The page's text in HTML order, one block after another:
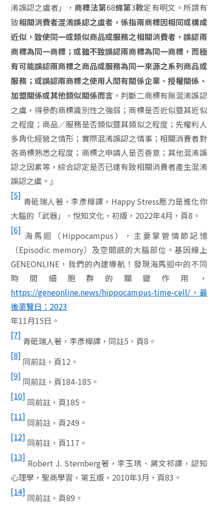
淆誤認之虞者」， 商標法第68條第3款定有明文。所謂有
致相關消費者混淆誤認之虞者，係指兩商標因相同或構成
近似，致使同一或類似商品或服務之相關消費者，誤認兩
商標為同一商標；或雖不致誤認兩商標為同一商標，而極
有可能誤認兩商標之商品或服務為同一來源之系列商品或
服務；或誤認兩商標之使用人間有關係企業、授權關係、
加盟關係或其他類似關係而言 。判斷二商標有無混淆誤認
之虞，得參酌商標識別性之強弱；商標是否近似暨其近似
之程度；商品／服務是否類似暨其類似之程度；先權利人
多角化經營之情形；實際混淆誤認之情事；相關消費者對
各商標熟悉之程度；商標之申請人是否善意；其他混淆誤
認之因素等，綜合認定是否已達有致相關消費者產生混淆
誤認之虞。』
[5]
青砥瑞人著，李彥樺譯， Happy Stress壓力是進化你
大腦的「武器」，悅知文化，初版， 2022年4月，頁8 。
[6]
海馬迴（ Hippocampus ），主要掌管情節記憶
（Episodic memory）及空間感的大腦部位。基因線上
GENEONLINE ，我們的內建導航！發現海馬迴中的不同
時間細胞群的關鍵作用，
https://geneonline.news/hippocampus-time-cell/ ，最
後瀏覽日： 2023
年11月15日。
[7]
青砥瑞人著，李彥樺譯，同註5 ，頁8 。
[8]
同前註，頁12 。
[9]
同前註，頁184-185 。
[10]
同前註，頁185 。
[11]
同前註，頁249 。
[12]
同前註，頁117 。
[13]
Robert J. Sternberg著，李玉琇、蔣文祁譯，認知
心理學，聖商學習，第五版， 2010年3月，頁83 。
[14]
同前註，頁89 。